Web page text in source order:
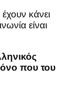
κάνει
είναι
που του